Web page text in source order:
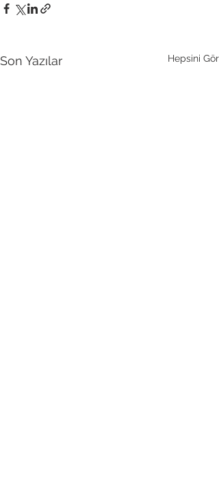
Son Yazılar Hepsini Gör